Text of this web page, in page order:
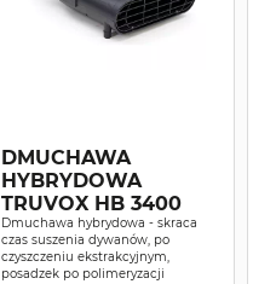
DMUCHAWA
HYBRYDOWA
TRUVOX HB 3400
Dmuchawa hybrydowa - skraca
czas suszenia dywanów, po
czyszczeniu ekstrakcyjnym,
posadzek po polimeryzacji